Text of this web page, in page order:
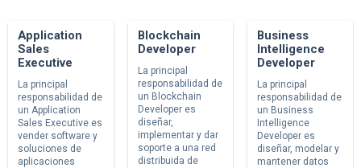
Application
Sales
Executive
La principal
responsabilidad de
un Application
Sales Executive es
vender software y
soluciones de
aplicaciones
Blockchain
Developer
La principal
responsabilidad de
un Blockchain
Developer es
diseñar,
implementar y dar
soporte a una red
distribuida de
Business
Intelligence
Developer
La principal
responsabilidad de
un Business
Intelligence
Developer es
diseñar, modelar y
mantener datos